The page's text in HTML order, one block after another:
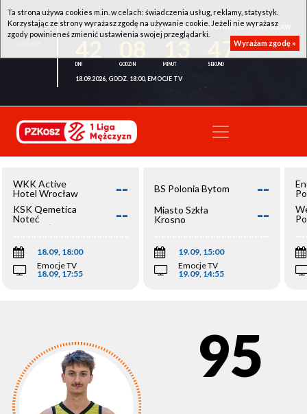
WKK ACTIVE HOTEL WROCŁAW - KSK QEMETICA NOTEĆ INOWROCŁAW
47
18.09.2026, GODZ. 18:00, EMOCJE TV
WKK Active
Hotel Wrocław
--
KSK Qemetica
Noteć
Inowrocław
--
18.09, 18:00
Emocje TV
18.09, 17:55
BS Polonia Bytom --
Miasto Szkła
Krosno
--
19.09, 15:00
Emocje TV
19.09, 14:55
95
Ta strona używa cookies m.in. w celach: świadczenia usług, reklamy, statystyk.
Korzystając ze strony wyrażasz zgodę na używanie cookie. Jeżeli nie wyrażasz
zgody powinieneś zmienić ustawienia swojej przeglądarki.
Wyrażam zgodę »